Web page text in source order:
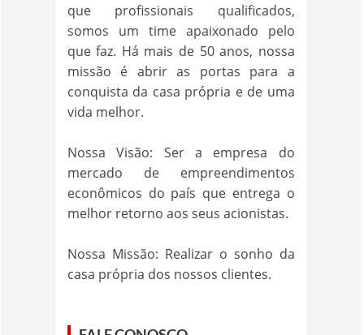
que profissionais qualificados,
somos um time apaixonado pelo
que faz. Há mais de 50 anos, nossa
missão é abrir as portas para a
conquista da casa própria e de uma
vida melhor.
Nossa Visão: Ser a empresa do
mercado de empreendimentos
econômicos do país que entrega o
melhor retorno aos seus acionistas.
Nossa Missão: Realizar o sonho da
casa própria dos nossos clientes.